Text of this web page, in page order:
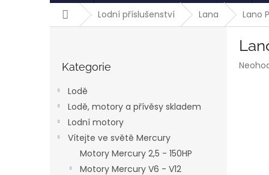
DomůLodní příslušenství Lana Lano
kategorie
Kategorie
Lodě
Lodě, motory a přívěsy skladem
Lodní motory
Vítejte ve světě Mercury
Motory Mercury 2,5 - 150HP
Motory Mercury V6 - V12